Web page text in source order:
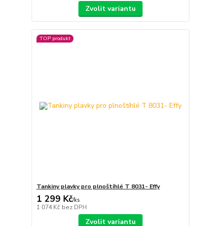
Zvolit variantu
TOP produkt
Tankiny plavky pro plnoštíhlé T 8031- Effy
1 299 Kč/ks
1 074 Kč bez DPH
Zvolit variantu